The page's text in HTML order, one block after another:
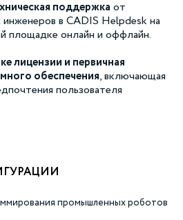
поддержка от
в CADIS Helpdesk на
площадке онлайн и оффлайн.
лицензии и первичная
обеспечения, включающая
пользователя
промышленных роботов